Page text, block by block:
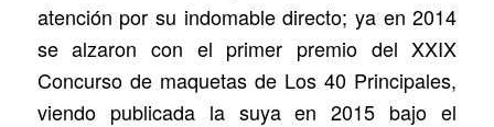
atención por su indomable directo; ya en 2014
se alzaron con el primer premio del XXIX
Concurso de maquetas de Los 40 Principales,
viendo publicada la suya en 2015 bajo el